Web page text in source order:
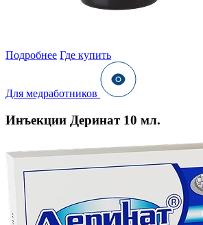
Подробнее Где купить
Для медработников
Инъекции Деринат 10 мл.